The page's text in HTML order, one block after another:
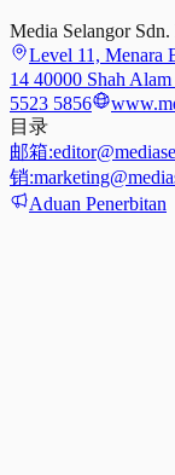
Media Selangor Sdn.
Level 11, Menara
14 40000 Shah
5523 5856
目录
邮箱:
销:
Aduan Penerbitan